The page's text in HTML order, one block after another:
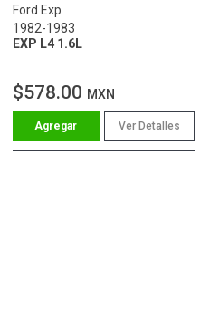
Ford Exp
1982-1983
EXP L4 1.6L
$578.00 MXN
Ver Detalles